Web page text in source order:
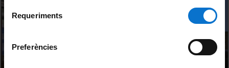
consultar laPolítica de galetes del lloc web de la
Selecció
de
consentiment
Requeriments
Preferències